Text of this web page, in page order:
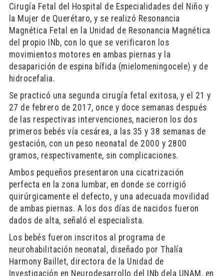
Cirugía Fetal del Hospital de Especialidades del Niño y
la Mujer de Querétaro, y se realizó Resonancia
Magnética Fetal en la Unidad de Resonancia Magnética
del propio INb, con lo que se verificaron los
movimientos motores en ambas piernas y la
desaparición de espina bífida (mielomeningocele) y de
hidrocefalia.
Se practicó una segunda cirugía fetal exitosa, y el 21 y
27 de febrero de 2017, once y doce semanas después
de las respectivas intervenciones, nacieron los dos
primeros bebés vía cesárea, a las 35 y 38 semanas de
gestación, con un peso neonatal de 2000 y 2800
gramos, respectivamente, sin complicaciones.
Ambos pequeños presentaron una cicatrización
perfecta en la zona lumbar, en donde se corrigió
quirúrgicamente el defecto, y una adecuada movilidad
de ambas piernas. A los dos días de nacidos fueron
dados de alta, señaló el especialista.
Los bebés fueron inscritos al programa de
neurohabilitación neonatal, diseñado por Thalía
Harmony Baillet, directora de la Unidad de
Investigación en Neurodesarrollo del INb dela UNAM, en